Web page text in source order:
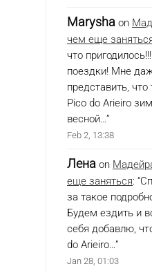
Marysha on
чем еще
что
поездки! Мне
представить, что
Pico do Arieiro
весной…”
Feb 2, 13:38
Лена on
еще заняться: “
за такое
Будем ездить и
себя добавлю,
do Arieiro…”
Jan 28, 01:03